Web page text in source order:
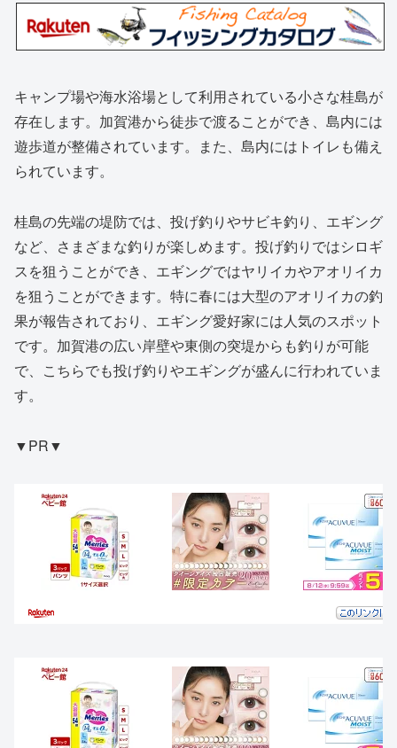
キャンプ場や海水浴場として利用されている小さな桂島が
存在します。加賀港から徒歩で渡ることができ、島内には
遊歩道が整備されています。また、島内にはトイレも備え
られています。
桂島の先端の堤防では、投げ釣りやサビキ釣り、エギング
など、さまざまな釣りが楽しめます。投げ釣りではシロギ
スを狙うことができ、エギングではヤリイカやアオリイカ
を狙うことができます。特に春には大型のアオリイカの釣
果が報告されており、エギング愛好家には人気のスポット
です。加賀港の広い岸壁や東側の突堤からも釣りが可能
で、こちらでも投げ釣りやエギングが盛んに行われていま
す。
▼PR▼